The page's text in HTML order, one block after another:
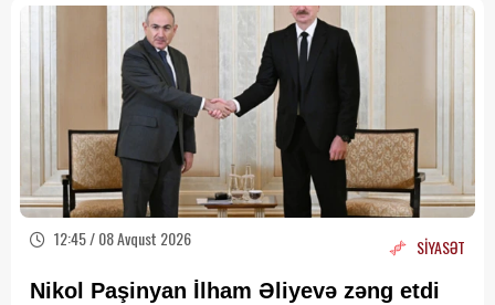
12:45 / 08 Avqust 2026 SİYASƏT
Nikol Paşinyan İlham Əliyevə zəng etdi